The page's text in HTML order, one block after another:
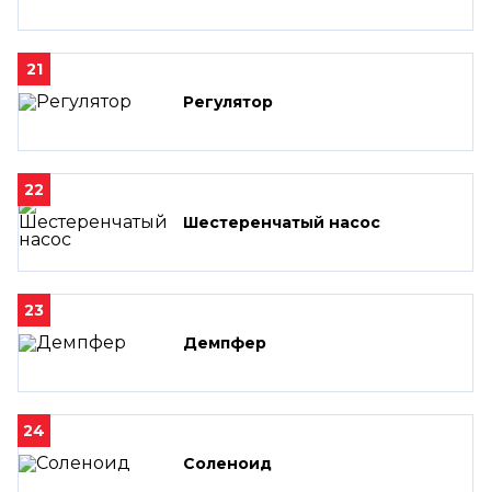
21
Регулятор
22
Шестеренчатый насос
23
Демпфер
24
Соленоид